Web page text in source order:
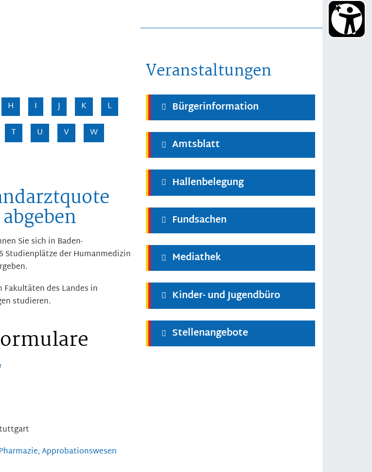
H I J K
L
T U V
W
Sie sich in Baden-
Studienplätze der Humanmedizin
des Landes in
studieren.
Approbationswesen
Veranstaltungen
Bürgerinformation
Amtsblatt
Hallenbelegung
Fundsachen
Mediathek
Kinder- und Jugendbüro
Stellenangebote